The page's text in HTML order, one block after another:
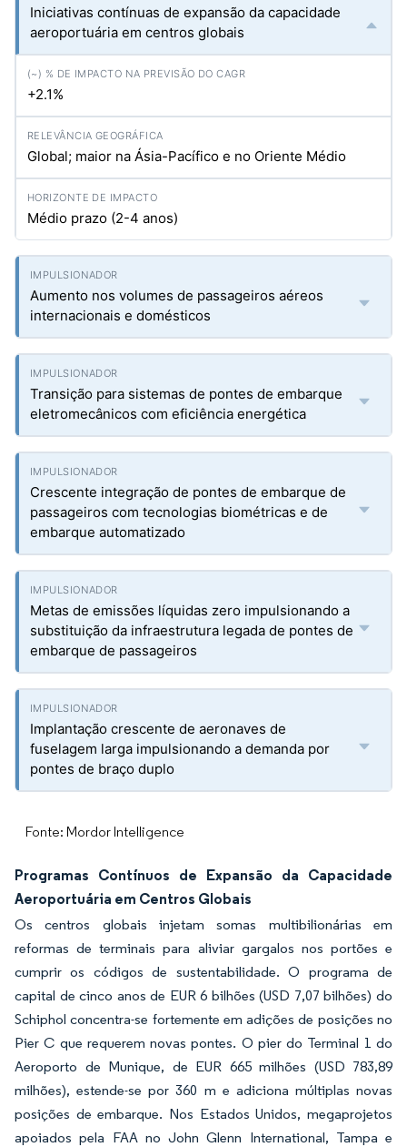
Iniciativas contínuas de expansão da capacidade
aeroportuária em centros globais
+2.1%
Global; maior na Ásia-Pacífico e no Oriente Médio
Médio prazo (2-4 anos)
Aumento nos volumes de passageiros aéreos
internacionais e domésticos
Transição para sistemas de pontes de embarque
eletromecânicos com eficiência energética
Crescente integração de pontes de embarque de
passageiros com tecnologias biométricas e de
embarque automatizado
Metas de emissões líquidas zero impulsionando a
substituição da infraestrutura legada de pontes de
embarque de passageiros
Implantação crescente de aeronaves de
fuselagem larga impulsionando a demanda por
pontes de braço duplo
Fonte: Mordor Intelligence
Programas Contínuos de Expansão da Capacidade
Aeroportuária em Centros Globais
Os centros globais injetam somas multibilionárias em
reformas de terminais para aliviar gargalos nos portões e
cumprir os códigos de sustentabilidade. O programa de
capital de cinco anos de EUR 6 bilhões (USD 7,07 bilhões) do
Schiphol concentra-se fortemente em adições de posições no
Pier C que requerem novas pontes. O pier do Terminal 1 do
Aeroporto de Munique, de EUR 665 milhões (USD 783,89
milhões), estende-se por 360 m e adiciona múltiplas novas
posições de embarque. Nos Estados Unidos, megaprojetos
apoiados pela FAA no John Glenn International, Tampa e